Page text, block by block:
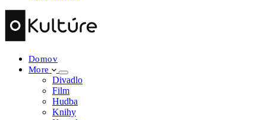
Domov
More
Divadlo
Film
Hudba
Knihy